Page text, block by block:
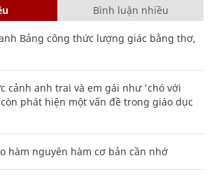
Bình luận nhiều
Bảng công thức lượng giác bằng thơ,
cảnh anh trai và em gái như 'chó với
phát hiện một vấn đề trong giáo dục
hàm nguyên hàm cơ bản cần nhớ